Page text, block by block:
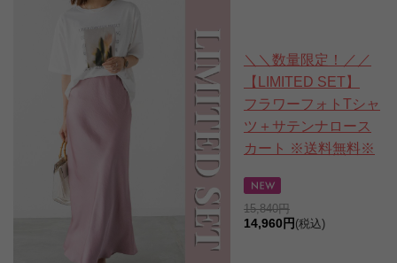
＼＼数量限定！／／
【LIMITED SET】
フラワーフォトTシャ
ツ＋サテンナロース
カート ※送料無料※
15,840円
14,960円 (税込)